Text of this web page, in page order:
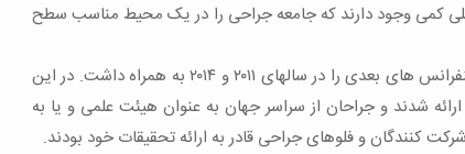
کمی وجود دارند که جامعه جراحی را در یک محیط مناسب سطح
وی افزود: این نشست موفق در سال ۲۰۱۱، کنفرانس های بعدی را در سالهای ۲۰۱۱ و ۲۰۱۴ به همراه داشت. در این
شدند و جراحان از سراسر جهان به عنوان هیئت علمی و یا به
کنندگان و فلوهای جراحی قادر به ارائه تحقیقات خود بودند.